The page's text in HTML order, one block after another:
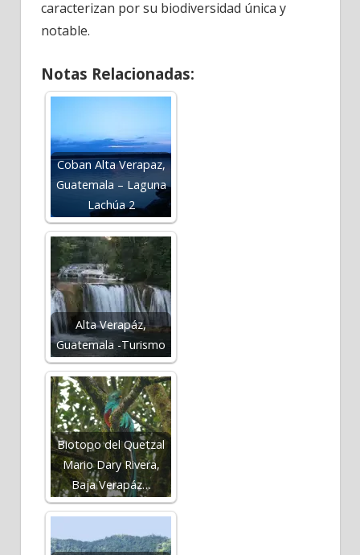
caracterizan por su biodiversidad única y
notable.
Notas Relacionadas:
Coban Alta Verapaz,
Guatemala – Laguna
Lachúa 2
Alta Verapáz,
Guatemala -Turismo
Biotopo del Quetzal
Mario Dary Rivera,
Baja Verapáz…